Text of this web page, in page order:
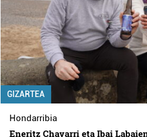
GIZARTEA
Hondarribia
Eneritz Chavarri eta Ibai